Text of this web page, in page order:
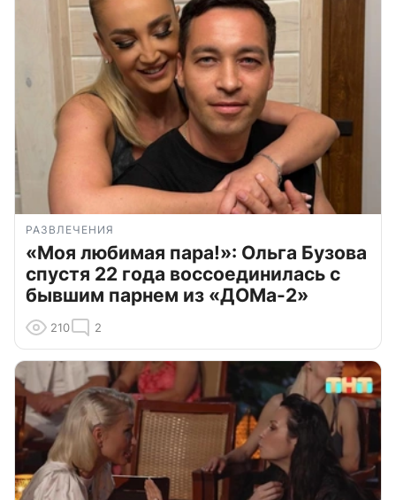
РАЗВЛЕЧЕНИЯ
«Моя любимая пара!»: Ольга Бузова
спустя 22 года воссоединилась с
бывшим парнем из «ДОМа-2»
210 2